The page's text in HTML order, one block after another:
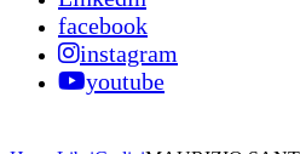
facebook
instagram
youtube